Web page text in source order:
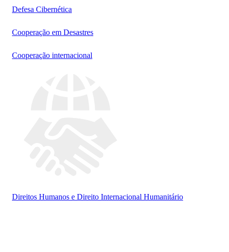
Defesa Cibernética
Cooperação em Desastres
Cooperação internacional
Direitos Humanos e Direito Internacional Humanitário